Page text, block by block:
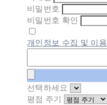
비밀번호
비밀번호 확인
개인정보 수집 및 이용
선택하세요
평점 주기